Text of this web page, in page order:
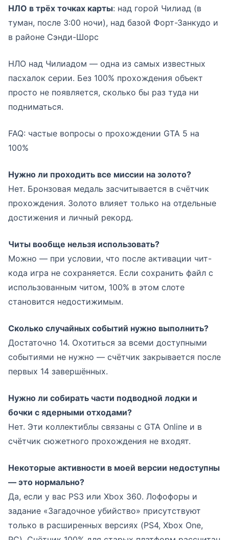
НЛО в трёх точках карты: над горой Чилиад (в
туман, после 3:00 ночи), над базой Форт-Занкудо и
в районе Сэнди-Шорс
НЛО над Чилиадом — одна из самых известных
пасхалок серии. Без 100% прохождения объект
просто не появляется, сколько бы раз туда ни
подниматься.
FAQ: частые вопросы о прохождении GTA 5 на
100%
Нужно ли проходить все миссии на золото?
Нет. Бронзовая медаль засчитывается в счётчик
прохождения. Золото влияет только на отдельные
достижения и личный рекорд.
Читы вообще нельзя использовать?
Можно — при условии, что после активации чит-
кода игра не сохраняется. Если сохранить файл с
использованным читом, 100% в этом слоте
становится недостижимым.
Сколько случайных событий нужно выполнить?
Достаточно 14. Охотиться за всеми доступными
событиями не нужно — счётчик закрывается после
первых 14 завершённых.
Нужно ли собирать части подводной лодки и
бочки с ядерными отходами?
Нет. Эти коллектиблы связаны с GTA Online и в
счётчик сюжетного прохождения не входят.
Некоторые активности в моей версии недоступны
— это нормально?
Да, если у вас PS3 или Xbox 360. Лофофоры и
задание «Загадочное убийство» присутствуют
только в расширенных версиях (PS4, Xbox One,